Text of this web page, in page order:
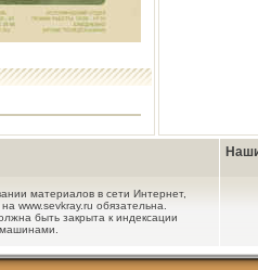
материалов в сети Интернет,
www.sevkray.ru обязательна.
быть закрыта к индексации